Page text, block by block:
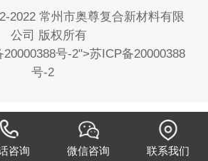
2022 常州市奥尊复合新材料有限
公司 版权所有
20000388号-2">苏ICP备20000388
号-2
咨询 微信咨询 联系我们